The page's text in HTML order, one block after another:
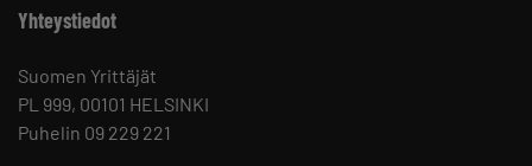
Yhteystiedot
Suomen Yrittäjät
PL 999, 00101 HELSINKI
Puhelin 09 229 221